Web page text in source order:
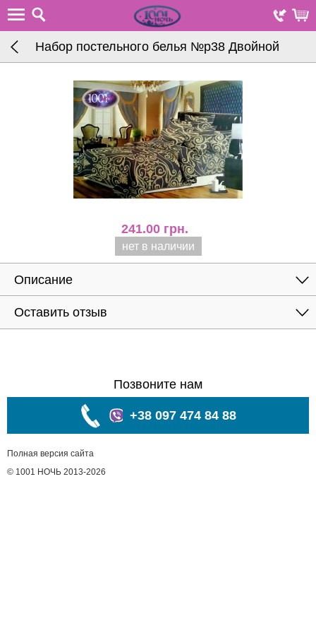
Набор постельного белья №р38 Двойной
241.00 грн.
нет в наличии
Описание
Оставить отзыв
Позвоните нам
+38 097 474 84 88
Полная версия сайта
© 1001 НОЧЬ 2013-2026